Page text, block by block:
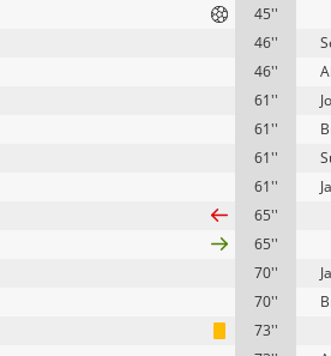
45''
46''
46''
61''
61''
61''
61''
65''
65''
70''
70''
73''